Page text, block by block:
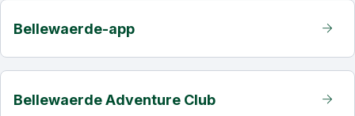
Bellewaerde-app
Bellewaerde Adventure Club